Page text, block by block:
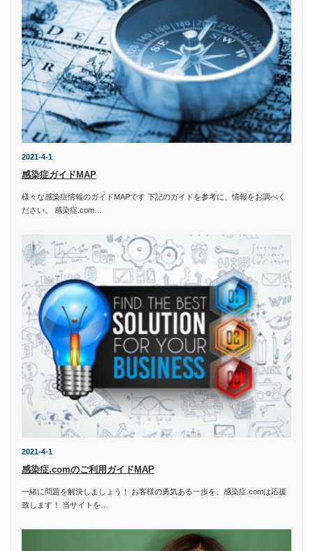
2021-4-1
感染症ガイドMAP
様々な感染症情報のガイドMAPです 下記のガイドを参考に、情報をお調べく
ださい。 感染症.com…
2021-4-1
感染症.comのご利用ガイドMAP
一緒に問題を解決しましょう！ お客様の勇気ある一歩を、感染症.comは応援
致します！ 当サイトを…